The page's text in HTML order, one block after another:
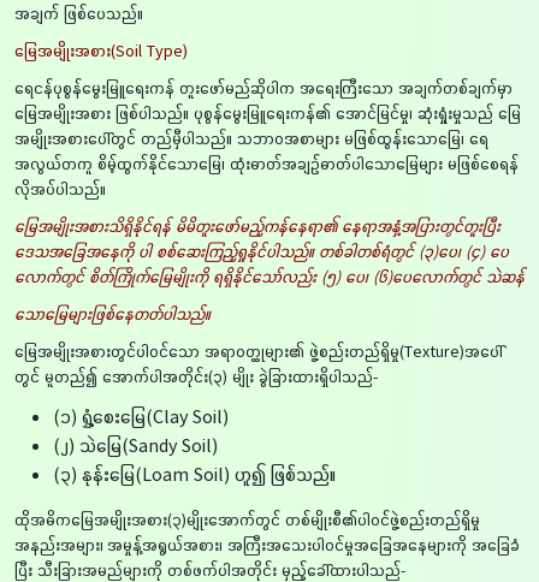
အချက် ဖြစ်ပေသည်။
မြေအမျိုးအစား(Soil Type)
ရေငန်ပုစွန်မွေးမြူရေးကန် တူးဖော်မည်ဆိုပါက အရေးကြီးသော အချက်တစ်ချက်မှာ
မြေအမျိုးအစား ဖြစ်ပါသည်။ ပုစွန်မွေးမြူရေးကန်၏ အောင်မြင်မှု၊ ဆုံးရှုံးမှုသည် မြေ
အမျိုးအစားပေါ်တွင် တည်မှီပါသည်။ သဘာဝအစာများ မဖြစ်ထွန်းသောမြေ၊ ရေ
အလွယ်တကူ စိမ့်ထွက်နိုင်သောမြေ၊ ထုံးဓာတ်အချဉ်ဓာတ်ပါသောမြေများ မဖြစ်စေရန်
လိုအပ်ပါသည်။
မြေအမျိုးအစားသိရှိနိုင်ရန် မိမိတူးဖော်မည့်ကန်နေရာ၏ နေရာအနှံ့အပြားတွင်တူးပြီး
ဒေသအခြေအနေကို ပါ စစ်ဆေးကြည့်ရှုနိုင်ပါသည်။ တစ်ခါတစ်ရံတွင် (၃)ပေ၊ (၄) ပေ
လောက်တွင် စိတ်ကြိုက်မြေမျိုးကို ရရှိနိုင်သော်လည်း (၅) ပေ၊ (၆)ပေလောက်တွင် သဲဆန်
သောမြေများဖြစ်နေတတ်ပါသည်။
မြေအမျိုးအစားတွင်ပါဝင်သော အရာဝတ္ထုများ၏ ဖွဲ့စည်းတည်ရှိမှု(Texture)အပေါ်
တွင် မူတည်၍ အောက်ပါအတိုင်း(၃) မျိုး ခွဲခြားထားရှိပါသည်-
(၁) ရွှံ့စေးမြေ(Clay Soil)
(၂) သဲမြေ(Sandy Soil)
(၃) နုန်းမြေ(Loam Soil) ဟူ၍ ဖြစ်သည်။
ထိုအဓိကမြေအမျိုးအစား(၃)မျိုးအောက်တွင် တစ်မျိုးစီ၏ပါဝင်ဖွဲ့စည်းတည်ရှိမှု
အနည်းအများ၊ အမှုန့်အရွယ်အစား၊ အကြီးအသေးပါဝင်မှုအခြေအနေများကို အခြေခံ
ပြီး သီးခြားအမည်များကို တစ်ဖက်ပါအတိုင်း မှည့်ခေါ်ထားပါသည်-